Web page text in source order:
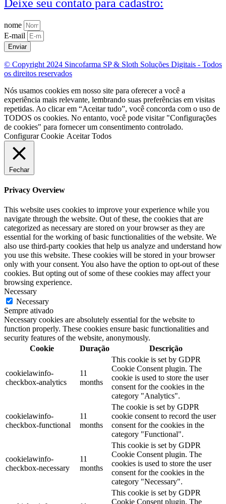
Deixe seu contato para cadastro:
nome
E-mail
Enviar
© Copyright 2024 Sincofarma SP & Sloth Soluções Digitais - Todos
os direitos reservados
Nós usamos cookies em nosso site para oferecer a você a
experiência mais relevante, lembrando suas preferências em visitas
repetidas. Ao clicar em “Aceitar tudo”, você concorda com o uso de
TODOS os cookies. No entanto, você pode visitar "Configurações
de cookies" para fornecer um consentimento controlado.
Configurar Cookie Aceitar Todos
Fechar
Privacy Overview
This website uses cookies to improve your experience while you
navigate through the website. Out of these, the cookies that are
categorized as necessary are stored on your browser as they are
essential for the working of basic functionalities of the website. We
also use third-party cookies that help us analyze and understand how
you use this website. These cookies will be stored in your browser
only with your consent. You also have the option to opt-out of these
cookies. But opting out of some of these cookies may affect your
browsing experience.
Necessary
Necessary
Sempre ativado
Necessary cookies are absolutely essential for the website to
function properly. These cookies ensure basic functionalities and
security features of the website, anonymously.
Cookie
Duração Descrição
cookielawinfo-
checkbox-analytics
11
months
This cookie is set by GDPR
Cookie Consent plugin. The
cookie is used to store the user
consent for the cookies in the
category "Analytics".
cookielawinfo-
checkbox-functional
11
months
The cookie is set by GDPR
cookie consent to record the user
consent for the cookies in the
category "Functional".
cookielawinfo-
checkbox-necessary
11
months
This cookie is set by GDPR
Cookie Consent plugin. The
cookies is used to store the user
consent for the cookies in the
category "Necessary".
This cookie is set by GDPR
Cookie Consent plugin. The